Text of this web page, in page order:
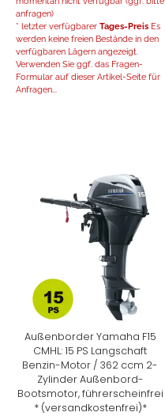
anfragen)
* letzter verfügbarer Tages-Preis Es
werden keine freien Bestände in den
verfügbaren Lägern angezeigt.
Verwenden Sie ggf. das Fragen-
Formular auf dieser Artikel-Seite für
Anfragen...
Außenborder Yamaha F15
CMHL: 15 PS Langschaft
Benzin-Motor / 362 ccm 2-
Zylinder Außenbord-
Bootsmotor, führerscheinfrei
* (versandkostenfrei)*